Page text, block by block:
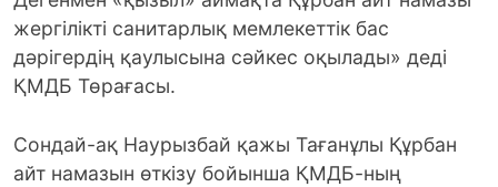
жергілікті санитарлық мемлекеттік бас
дәрігердің қаулысына сәйкес оқылады» деді
ҚМДБ Төрағасы.
Сондай-ақ Наурызбай қажы Тағанұлы Құрбан
айт намазын өткізу бойынша ҚМДБ-ның